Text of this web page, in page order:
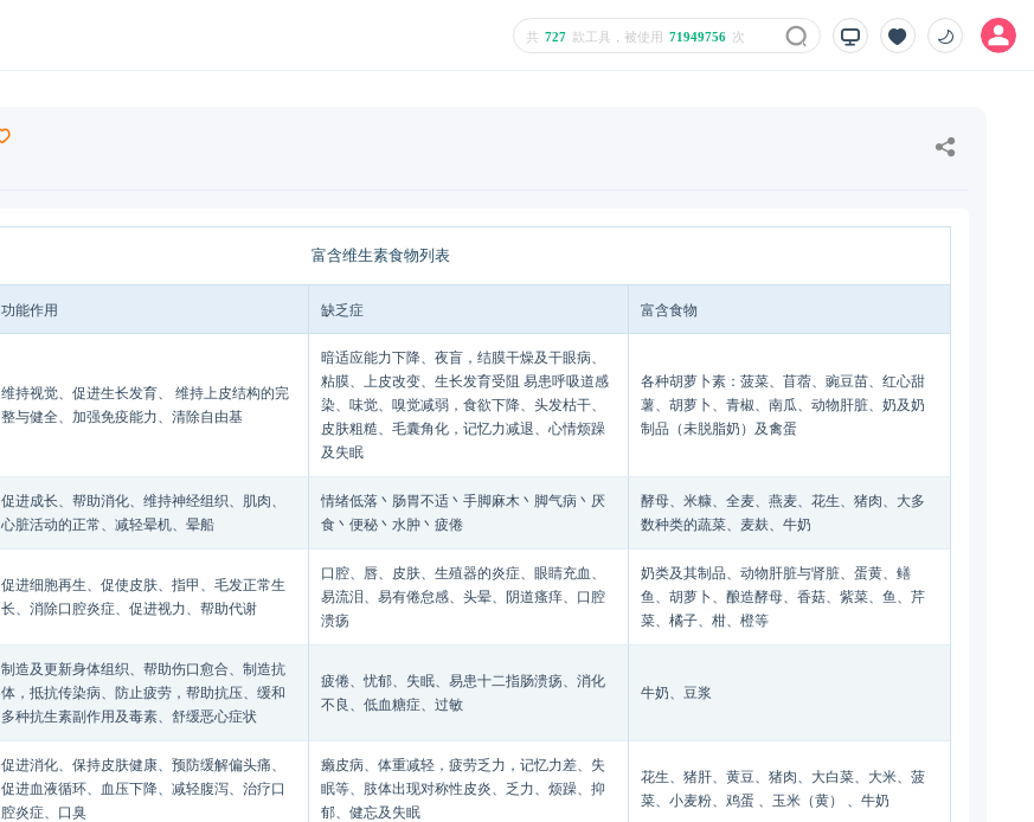
共 727 款工具，被使用 71949756 次
富含维生素食物列表
功能作用 缺乏症 富含食物
维持视觉、促进生长发育、 维持上皮结构的完
整与健全、加强免疫能力、清除自由基
暗适应能力下降、夜盲，结膜干燥及干眼病、
粘膜、上皮改变、生长发育受阻 易患呼吸道感
染、味觉、嗅觉减弱，食欲下降、头发枯干、
皮肤粗糙、毛囊角化，记忆力减退、心情烦躁
及失眠
各种胡萝卜素：菠菜、苜蓿、豌豆苗、红心甜
薯、胡萝卜、青椒、南瓜、动物肝脏、奶及奶
制品（未脱脂奶）及禽蛋
促进成长、帮助消化、维持神经组织、肌肉、
心脏活动的正常、减轻晕机、晕船
情绪低落丶肠胃不适丶手脚麻木丶脚气病丶厌
食丶便秘丶水肿丶疲倦
酵母、米糠、全麦、燕麦、花生、猪肉、大多
数种类的蔬菜、麦麸、牛奶
促进细胞再生、促使皮肤、指甲、毛发正常生
长、消除口腔炎症、促进视力、帮助代谢
口腔、唇、皮肤、生殖器的炎症、眼睛充血、
易流泪、易有倦怠感、头晕、阴道瘙痒、口腔
溃疡
奶类及其制品、动物肝脏与肾脏、蛋黄、鳝
鱼、胡萝卜、酿造酵母、香菇、紫菜、鱼、芹
菜、橘子、柑、橙等
制造及更新身体组织、帮助伤口愈合、制造抗
体，抵抗传染病、防止疲劳，帮助抗压、缓和
多种抗生素副作用及毒素、舒缓恶心症状
疲倦、忧郁、失眠、易患十二指肠溃疡、消化
不良、低血糖症、过敏
牛奶、豆浆
促进消化、保持皮肤健康、预防缓解偏头痛、
促进血液循环、血压下降、减轻腹泻、治疗口
腔炎症、口臭
癞皮病、体重减轻，疲劳乏力，记忆力差、失
眠等、肢体出现对称性皮炎、乏力、烦躁、抑
郁、健忘及失眠
花生、猪肝、黄豆、猪肉、大白菜、大米、菠
菜、小麦粉、鸡蛋 、玉米（黄） 、牛奶